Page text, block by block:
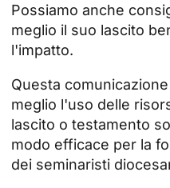
Possiamo anche
meglio il suo lascito
l'impatto.
Questa
meglio l'uso delle
lascito o testamento
modo efficace per la
dei seminaristi